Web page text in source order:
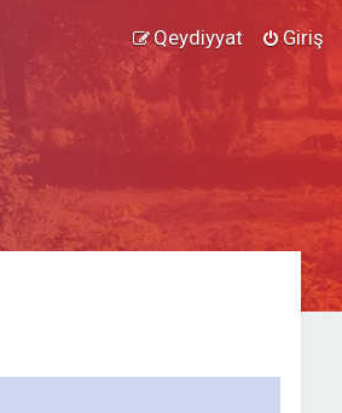
Giriş
Qeydiyyat